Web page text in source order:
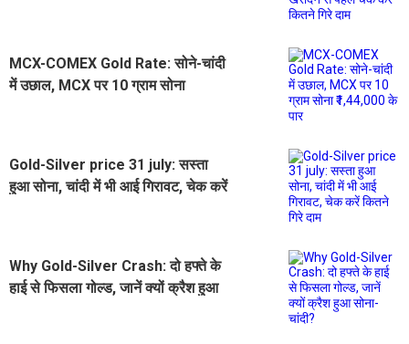
MCX-COMEX Gold Rate: सोने-चांदी
में उछाल, MCX पर 10 ग्राम सोना
Gold-Silver price 31 july: सस्ता
हुआ सोना, चांदी में भी आई गिरावट, चेक करें
Why Gold-Silver Crash: दो हफ्ते के
हाई से फिसला गोल्ड, जानें क्यों क्रैश हुआ